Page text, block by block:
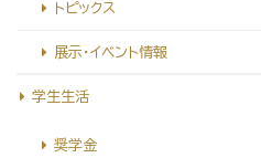
トピックス
展示・イベント情報
学生生活
奨学金